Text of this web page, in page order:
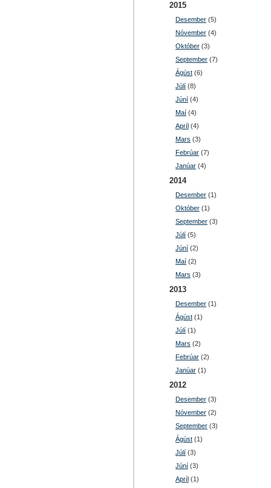
2015
Desember (5)
Nóvember (4)
Október (3)
September (7)
Ágúst (6)
Júlí (8)
Júní (4)
Maí (4)
Apríl (4)
Mars (3)
Febrúar (7)
Janúar (4)
2014
Desember (1)
Október (1)
September (3)
Júlí (5)
Júní (2)
Maí (2)
Mars (3)
2013
Desember (1)
Ágúst (1)
Júlí (1)
Mars (2)
Febrúar (2)
Janúar (1)
2012
Desember (3)
Nóvember (2)
September (3)
Ágúst (1)
Júlí (3)
Júní (3)
Apríl (1)